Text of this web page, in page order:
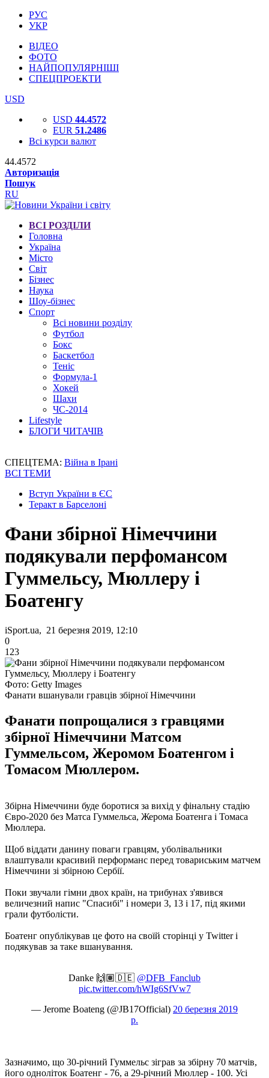
РУС
УКР
ВІДЕО
ФОТО
НАЙПОПУЛЯРНІШІ
СПЕЦПРОЕКТИ
USD
USD 44.4572
EUR 51.2486
Всі курси валют
44.4572
Авторизація
Пошук
RU
ВСІ РОЗДІЛИ
Головна
Україна
Місто
Світ
Бізнес
Наука
Шоу-бізнес
Спорт
Всі новини розділу
Футбол
Бокс
Баскетбол
Теніс
Формула-1
Хокей
Шахи
ЧС-2014
Lifestyle
БЛОГИ ЧИТАЧІВ
СПЕЦТЕМА: Війна в Ірані
ВСІ ТЕМИ
Вступ України в ЄС
Теракт в Барселоні
Фани збірної Німеччини
подякували перфомансом
Гуммельсу, Мюллеру і
Боатенгу
iSport.ua, 21 березня 2019, 12:10
0
123
Фото: Getty Images
Фанати вшанували гравців збірної Німеччини
Фанати попрощалися з гравцями
збірної Німеччини Матсом
Гуммельсом, Жеромом Боатенгом і
Томасом Мюллером.
Збірна Німеччини буде боротися за вихід у фінальну стадію
Євро-2020 без Матса Гуммельса, Жерома Боатенга і Томаса
Мюллера.
Щоб віддати данину поваги гравцям, уболівальники
влаштували красивий перформанс перед товариським матчем
Німеччини зі збірною Сербії.
Поки звучали гімни двох країн, на трибунах з'явився
величезний напис "Спасибі" і номери 3, 13 і 17, під якими
грали футболісти.
Боатенг опублікував це фото на своїй сторінці у Twitter і
подякував за таке вшанування.
Danke 🙌🏽🇩🇪 @DFB_Fanclub
pic.twitter.com/hWIg6SfVw7
— Jerome Boateng (@JB17Official) 20 березня 2019
р.
Зазначимо, що 30-річний Гуммельс зіграв за збірну 70 матчів,
його одноліток Боатенг - 76, а 29-річний Мюллер - 100. Усі